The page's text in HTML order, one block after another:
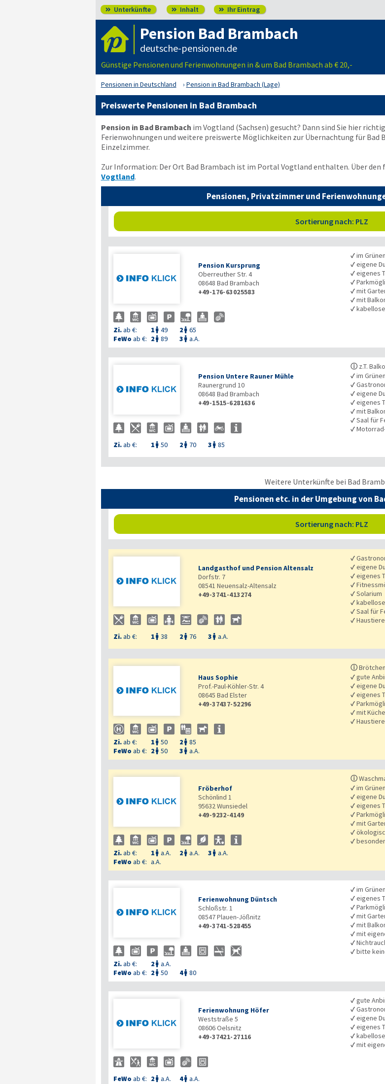
 Unterkünfte  Inhalt  Ihr Eintrag
Pension Bad Brambach
deutsche-pensionen.de
Günstige Pensionen und Ferienwohnungen in & um Bad Brambach ab € 20,-
Pensionen in Deutschland Pension in Bad Brambach (Lage)
Preiswerte Pensionen in Bad Brambach
Pension in Bad Brambach im Vogtland (Sachsen) gesucht? Dann sind Sie hier
Ferienwohnungen und weitere preiswerte Möglichkeiten zur Übernachtung für Bad
Einzelzimmer.
Zur Information: Der Ort Bad Brambach ist im Portal Vogtland enthalten. Über den
Vogtland.
Pensionen, Privatzimmer und
Sortierung nach: PLZ
Pension Kursprung
Oberreuther Str. 4
08648 Bad Brambach
+49-176-63025583
Zi.ab €: 1  49 2  65
FeWo ab €: 2  89 3  a.A.
✓im
✓eigene
✓eigenes
✓
✓mit
✓mit
✓
Pension Untere Rauner Mühle
Raunergrund 10
08648 Bad Brambach
+49-1515-6281636
Zi.ab €: 1  50 2  70 3  85
ⓘ z.T.
✓im
✓
✓eigene
✓eigenes
✓mit
✓Saal für
✓
Weitere Unterkünfte bei Bad
Pensionen etc. in der Umgebung von
Sortierung nach: PLZ
Landgasthof und Pension Altensalz
Dorfstr. 7
08541 Neuensalz-Altensalz
+49-3741-413274
Zi.ab €: 1  38 2  76 3  a.A.
✓
✓eigene
✓eigenes
✓
✓Solarium
✓
✓Saal für
✓
Haus Sophie
Prof.-Paul-Köhler-Str. 4
08645 Bad Elster
+49-37437-52296
Zi.ab €: 1  50 2  85
FeWo ab €: 2  50 3  a.A.
ⓘ
✓gute
✓eigene
✓eigenes
✓
✓mit
✓
Fröberhof
Schönlind 1
95632Wunsiedel
+49-9232-4149
Zi.ab €: 1  a.A. 2  a.A. 3  a.A.
FeWo ab €: a.A.
ⓘ
✓im
✓eigene
✓eigenes
✓
✓mit
✓
✓
Ferienwohnung Düntsch
Schloßstr. 1
08547Plauen-Jößnitz
+49-3741-528455
Zi.ab €: 2  a.A.
FeWo ab €: 2  50 4 80
✓im
✓eigenes
✓
✓mit
✓mit
✓mit
✓
✓bitte
Ferienwohnung Höfer
Weststraße 5
08606Oelsnitz
+49-37421-27116
FeWo ab €: 2  a.A. 4 a.A.
✓gute
✓
✓eigene
✓eigenes
✓
✓mit